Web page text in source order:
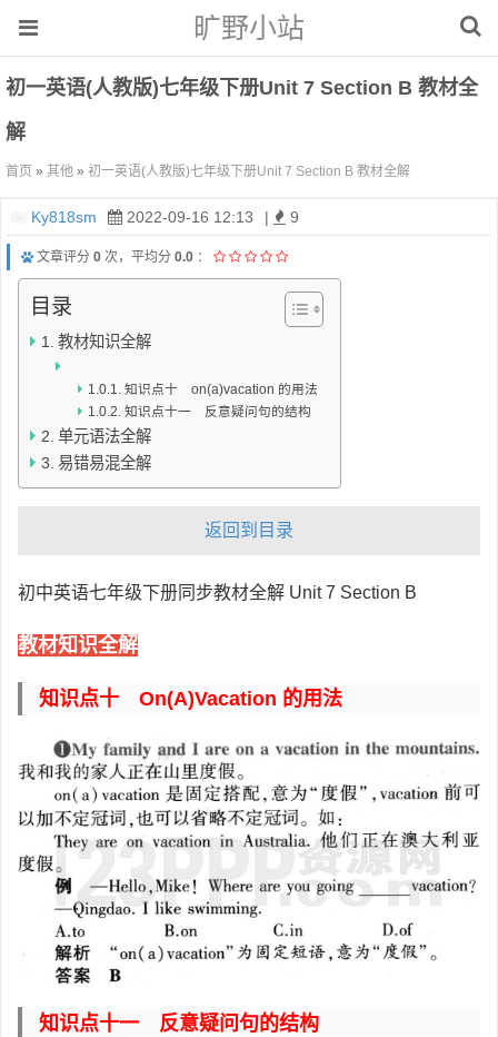
旷野小站
初一英语(人教版)七年级下册Unit 7 Section B 教材全
解
首页 » 其他 » 初一英语(人教版)七年级下册Unit 7 Section B 教材全解
Ky818sm 2022-09-16 12:13 | 9
文章评分 0 次，平均分 0.0 ：
目录
教材知识全解
知识点十 on(a)vacation 的用法
知识点十一 反意疑问句的结构
单元语法全解
易错易混全解
返回到目录
初中英语七年级下册同步教材全解 Unit 7 Section B
教材知识全解
知识点十 On(a)vacation 的用法
知识点十一 反意疑问句的结构